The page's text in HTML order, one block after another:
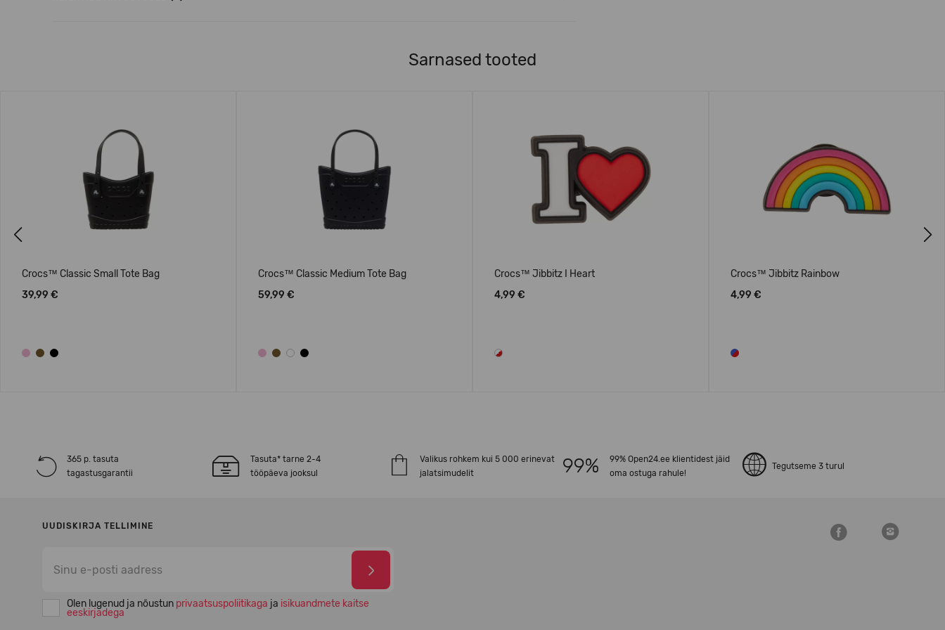
Sarnased tooted
Crocs™ Classic Small Tote Bag
39,99 €
Crocs™ Classic Medium Tote Bag
59,99 €
Crocs™ Jibbitz I Heart
4,99 €
Crocs™ Jibbitz Rainbow
4,99 €
365 p. tasuta
tagastusgarantii
Tasuta* tarne 2-4
tööpäeva jooksul
Valikus rohkem kui 5 000 erinevat
jalatsimudelit
99% Open24.ee klientidest jäid
oma ostuga rahule!
Tegutseme 3 turul
UUDISKIRJA TELLIMINE
Olen lugenud ja nõustun privaatsuspoliitikaga ja isikuandmete kaitse
eeskirjadega